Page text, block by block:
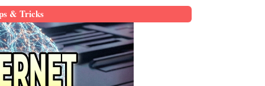
& Tricks